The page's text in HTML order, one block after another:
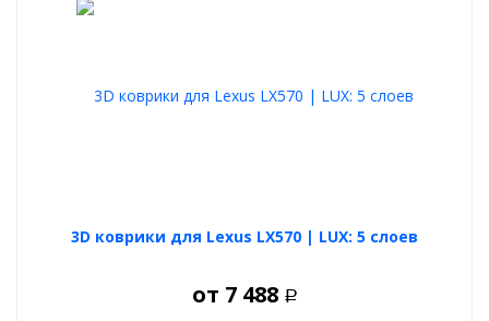
3D коврики для Lexus LX570 | LUX: 5 слоев
от 7 488 Р